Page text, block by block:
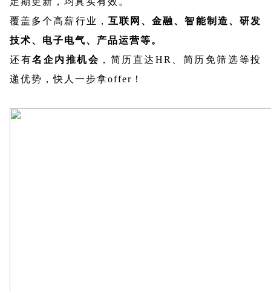
覆盖多个高薪行业， 互联网、金融、智能制造、研发
技术、电子电气、产品运营等。
还有名企内推机会 ，简历直达HR、简历免筛选等投
递优势，快人一步拿offer！